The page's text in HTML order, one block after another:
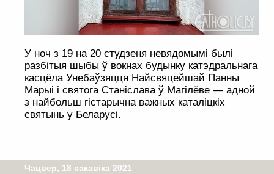
У ноч з 19 на 20 студзеня невядомымі былі
разбітыя шыбы ў вокнах будынку катэдральнага
касцёла Унебаўзяцця Найсвяцейшай Панны
Марыі і святога Станіслава ў Магілёве — адной
з найбольш гістарычна важных каталіцкіх
святынь у Беларусі.
Чацвер, 18 сакавіка 2021